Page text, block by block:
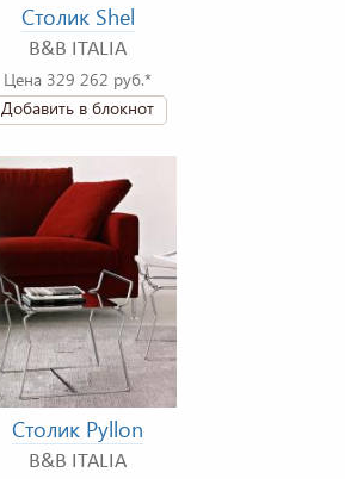
Столик Shel
B&B ITALIA
Цена 329 262 руб.*
Добавить в блокнот
Столик Pyllon
B&B ITALIA